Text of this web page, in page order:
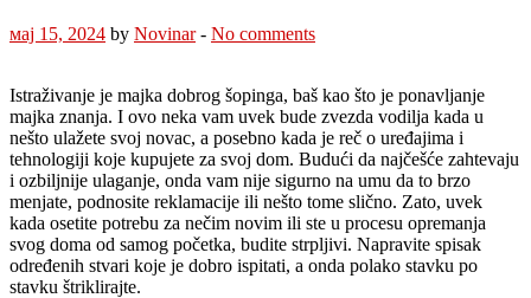
мај 15, 2024 by Novinar- No comments
Istraživanje je majka dobrog šopinga, baš kao što je ponavljanje
majka znanja. I ovo neka vam uvek bude zvezda vodilja kada u
nešto ulažete svoj novac, a posebno kada je reč o uređajima i
tehnologiji koje kupujete za svoj dom. Budući da najčešće zahtevaju
i ozbiljnije ulaganje, onda vam nije sigurno na umu da to brzo
menjate, podnosite reklamacije ili nešto tome slično. Zato, uvek
kada osetite potrebu za nečim novim ili ste u procesu opremanja
svog doma od samog početka, budite strpljivi. Napravite spisak
određenih stvari koje je dobro ispitati, a onda polako stavku po
stavku štriklirajte.